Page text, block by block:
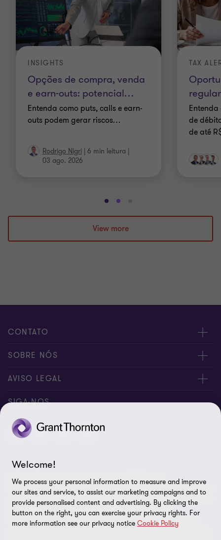
Opções de compra, venda
e earn-outs: potencial…
INSIGHTS
Entenda como puts, calls e earn-
outs podem gerar riscos…
Rodrigo Nigri | 6 min leitura |
03 ago. 2026
TAX
de
de até
Ir
para
o
slide
Ir
para
o
slide
para
slide
View more
CONTATO
Fale conosco
Inscreva-se
SOBRE NÓS
Sobre nós
Nossos sócios
Nossos escritórios
Sala de imprensa
AVISO LEGAL
Aviso de privacidade
Política de cookies
Preferências de cookies
Direito dos titulares
Aviso legal
Mapa do site
SIGA-NOS
A Grant Thornton International Limited (GTIL) e as
firmas‑membro, incluindo a Grant Thornton Brasil, não constituem
uma sociedade global. A GTIL e cada firma‑membro são entidades
legais distintas. A GTIL é uma entidade internacional,
coordenadora e não atuante, organizada como uma empresa
Welcome!
We process your personal information to measure and improve
our sites and service, to assist our marketing campaigns and to
provide personalised content and advertising. By clicking the
button on the right, you can exercise your privacy rights. For
more information see our privacy notice Cookie Policy